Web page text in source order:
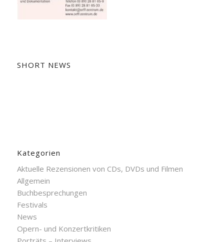
SHORT NEWS
Kategorien
Aktuelle Rezensionen von CDs, DVDs und Filmen
Allgemein
Buchbesprechungen
Festivals
News
Opern- und Konzertkritiken